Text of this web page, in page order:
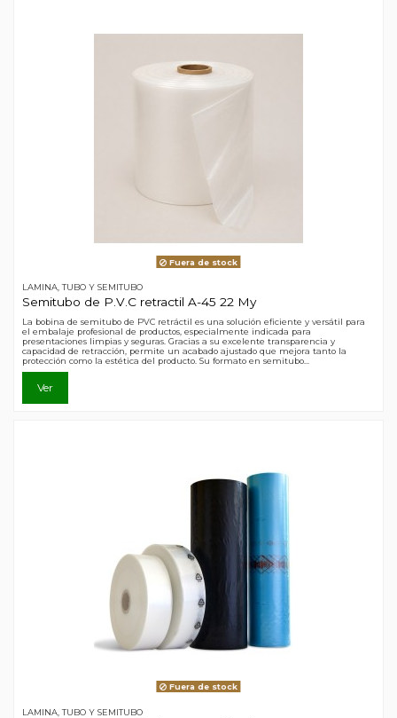
Fuera de stock
LAMINA, TUBO Y SEMITUBO
Semitubo de P.V.C retractil A-45 22 My
La bobina de semitubo de PVC retráctil es una solución eficiente y versátil para
el embalaje profesional de productos, especialmente indicada para
presentaciones limpias y seguras. Gracias a su excelente transparencia y
capacidad de retracción, permite un acabado ajustado que mejora tanto la
protección como la estética del producto. Su formato en semitubo...
Ver
Fuera de stock
LAMINA, TUBO Y SEMITUBO